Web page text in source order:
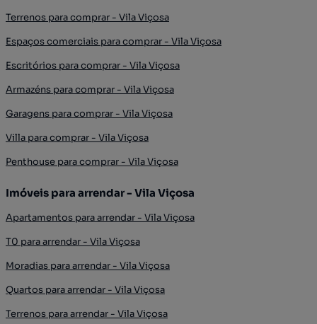
Terrenos para comprar - Vila Viçosa
Espaços comerciais para comprar - Vila Viçosa
Escritórios para comprar - Vila Viçosa
Armazéns para comprar - Vila Viçosa
Garagens para comprar - Vila Viçosa
Villa para comprar - Vila Viçosa
Penthouse para comprar - Vila Viçosa
Imóveis para arrendar - Vila Viçosa
Apartamentos para arrendar - Vila Viçosa
T0 para arrendar - Vila Viçosa
Moradias para arrendar - Vila Viçosa
Quartos para arrendar - Vila Viçosa
Terrenos para arrendar - Vila Viçosa